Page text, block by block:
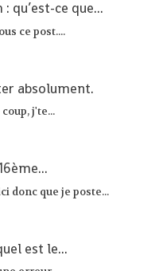
qu’est-ce que...
ce post....
absolument.
j'te...
donc que je poste...
est le...